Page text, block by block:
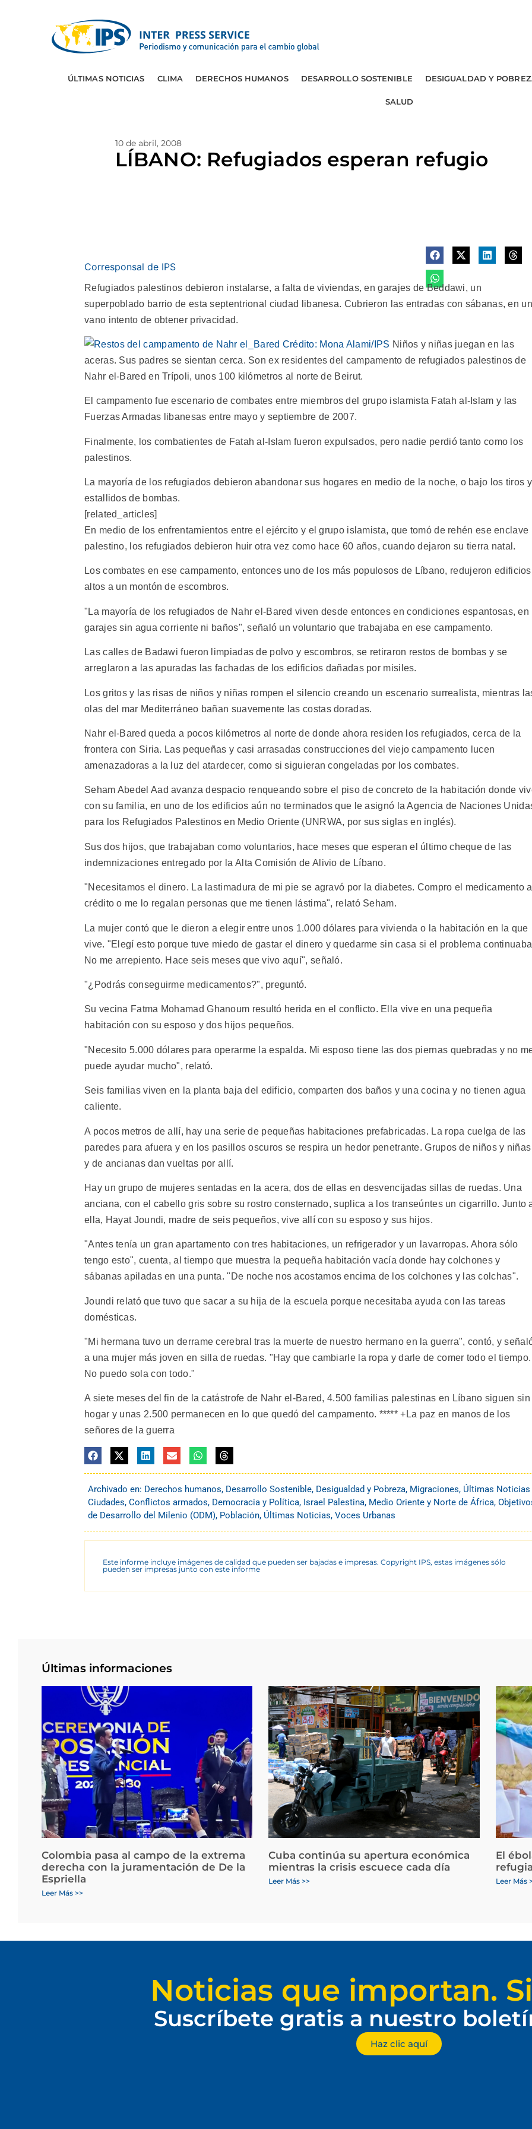
ÚLTIMAS NOTICIAS CLIMA DERECHOS HUMANOS DESARROLLO SOSTENIBLE DESIGUALDAD Y
SALUD
10 de abril, 2008
LÍBANO: Refugiados esperan refugio
Corresponsal de IPS
Refugiados palestinos debieron instalarse, a falta de viviendas, en garajes de Beddawi, un
superpoblado barrio de esta septentrional ciudad libanesa. Cubrieron las entradas con sábanas, en un
vano intento de obtener privacidad.
Niños y niñas juegan en las
aceras. Sus padres se sientan cerca. Son ex residentes del campamento de refugiados palestinos de
Nahr el-Bared en Trípoli, unos 100 kilómetros al norte de Beirut.
El campamento fue escenario de combates entre miembros del grupo islamista Fatah al-Islam y las
Fuerzas Armadas libanesas entre mayo y septiembre de 2007.
Finalmente, los combatientes de Fatah al-Islam fueron expulsados, pero nadie perdió tanto como los
palestinos.
La mayoría de los refugiados debieron abandonar sus hogares en medio de la noche, o bajo los tiros y
estallidos de bombas.
[related_articles]
En medio de los enfrentamientos entre el ejército y el grupo islamista, que tomó de rehén ese enclave
palestino, los refugiados debieron huir otra vez como hace 60 años, cuando dejaron su tierra natal.
Los combates en ese campamento, entonces uno de los más populosos de Líbano, redujeron edificios
altos a un montón de escombros.
"La mayoría de los refugiados de Nahr el-Bared viven desde entonces en condiciones espantosas, en
garajes sin agua corriente ni baños", señaló un voluntario que trabajaba en ese campamento.
Las calles de Badawi fueron limpiadas de polvo y escombros, se retiraron restos de bombas y se
arreglaron a las apuradas las fachadas de los edificios dañadas por misiles.
Los gritos y las risas de niños y niñas rompen el silencio creando un escenario surrealista, mientras
olas del mar Mediterráneo bañan suavemente las costas doradas.
Nahr el-Bared queda a pocos kilómetros al norte de donde ahora residen los refugiados, cerca de la
frontera con Siria. Las pequeñas y casi arrasadas construcciones del viejo campamento lucen
amenazadoras a la luz del atardecer, como si siguieran congeladas por los combates.
Seham Abedel Aad avanza despacio renqueando sobre el piso de concreto de la habitación donde
con su familia, en uno de los edificios aún no terminados que le asignó la Agencia de Naciones
para los Refugiados Palestinos en Medio Oriente (UNRWA, por sus siglas en inglés).
Sus dos hijos, que trabajaban como voluntarios, hace meses que esperan el último cheque de las
indemnizaciones entregado por la Alta Comisión de Alivio de Líbano.
"Necesitamos el dinero. La lastimadura de mi pie se agravó por la diabetes. Compro el medicamento a
crédito o me lo regalan personas que me tienen lástima", relató Seham.
La mujer contó que le dieron a elegir entre unos 1.000 dólares para vivienda o la habitación en la que
vive. "Elegí esto porque tuve miedo de gastar el dinero y quedarme sin casa si el problema
No me arrepiento. Hace seis meses que vivo aquí", señaló.
"¿Podrás conseguirme medicamentos?", preguntó.
Su vecina Fatma Mohamad Ghanoum resultó herida en el conflicto. Ella vive en una pequeña
habitación con su esposo y dos hijos pequeños.
"Necesito 5.000 dólares para operarme la espalda. Mi esposo tiene las dos piernas quebradas y no
puede ayudar mucho", relató.
Seis familias viven en la planta baja del edificio, comparten dos baños y una cocina y no tienen agua
caliente.
A pocos metros de allí, hay una serie de pequeñas habitaciones prefabricadas. La ropa cuelga de las
paredes para afuera y en los pasillos oscuros se respira un hedor penetrante. Grupos de niños y niñas
y de ancianas dan vueltas por allí.
Hay un grupo de mujeres sentadas en la acera, dos de ellas en desvencijadas sillas de ruedas. Una
anciana, con el cabello gris sobre su rostro consternado, suplica a los transeúntes un cigarrillo. Junto
ella, Hayat Joundi, madre de seis pequeños, vive allí con su esposo y sus hijos.
"Antes tenía un gran apartamento con tres habitaciones, un refrigerador y un lavarropas. Ahora sólo
tengo esto", cuenta, al tiempo que muestra la pequeña habitación vacía donde hay colchones y
sábanas apiladas en una punta. "De noche nos acostamos encima de los colchones y las colchas".
Joundi relató que tuvo que sacar a su hija de la escuela porque necesitaba ayuda con las tareas
domésticas.
"Mi hermana tuvo un derrame cerebral tras la muerte de nuestro hermano en la guerra", contó, y
a una mujer más joven en silla de ruedas. "Hay que cambiarle la ropa y darle de comer todo el tiempo.
No puedo sola con todo."
A siete meses del fin de la catástrofe de Nahr el-Bared, 4.500 familias palestinas en Líbano siguen sin
hogar y unas 2.500 permanecen en lo que quedó del campamento. ***** +La paz en manos de los
señores de la guerra
Archivado en: Derechos humanos, Desarrollo Sostenible, Desigualdad y Pobreza, Migraciones, Últimas Noticias
Ciudades, Conflictos armados, Democracia y Política, Israel Palestina, Medio Oriente y Norte de África,
de Desarrollo del Milenio (ODM), Población, Últimas Noticias, Voces Urbanas
Este informe incluye imágenes de calidad que pueden ser bajadas e impresas. Copyright IPS, estas imágenes sólo
pueden ser impresas junto con este informe
Últimas informaciones
Colombia pasa al campo de la extrema
derecha con la juramentación de De la
Espriella
Leer Más >>
Cuba continúa su apertura económica
mientras la crisis escuece cada día
Leer Más >>
El
Leer Más
Noticias que importan.
Suscríbete gratis a nuestro
Haz clic aquí